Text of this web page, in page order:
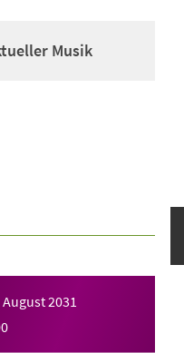
Musik
2031